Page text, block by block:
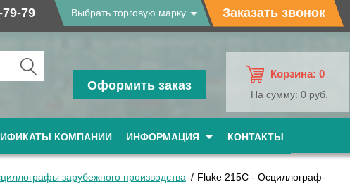
79 Выбрать торговую марку Заказать звонок
Оформить заказ
Корзина: 0
На сумму: 0 руб.
КОМПАНИИ ИНФОРМАЦИЯ КОНТАКТЫ
зарубежного производства
Fluke 215C - Осциллограф-